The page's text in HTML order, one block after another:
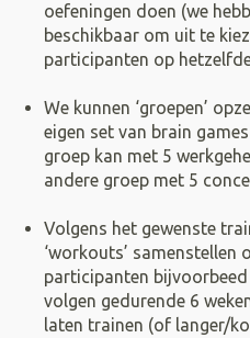
oefeningen doen (we
beschikbaar om uit te
participanten op
We kunnen ‘groepen’
eigen set van brain
groep kan met 5
andere groep met 5
Volgens het gewenste
‘workouts’
participanten
volgen gedurende 6
laten trainen (of langer/